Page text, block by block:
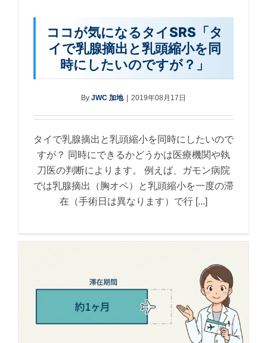
ココが気になるタイSRS「タ
イで乳腺摘出と乳頭縮小を同
時にしたいのですが？」
By JWC 加地 2019年08月17日
タイで乳腺摘出と乳頭縮小を同時にしたいので
すが？ 同時にできるかどうかは医療機関や執
刀医の判断によります。 例えば、ガモン病院
では乳腺摘出（胸オペ）と乳頭縮小を一度の滞
在（手術日は異なります）で行 [...]